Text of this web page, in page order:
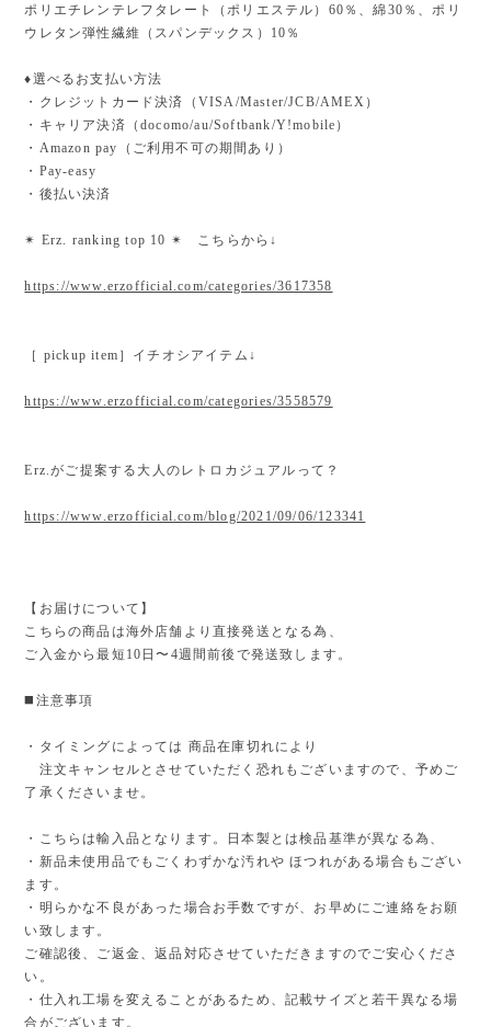
ポリエチレンテレフタレート（ポリエステル）60％、綿30％、ポリ
ウレタン弾性繊維（スパンデックス）10％
♦︎選べるお支払い方法
・クレジットカード決済（VISA/Master/JCB/AMEX）
・キャリア決済（docomo/au/Softbank/Y!mobile）
・Amazon pay（ご利用不可の期間あり）
・Pay-easy
・後払い決済
✴︎ Erz. ranking top 10 ✴︎ こちらから↓
https://www.erzofficial.com/categories/3617358
［ pickup item］イチオシアイテム↓
https://www.erzofficial.com/categories/3558579
Erz.がご提案する大人のレトロカジュアルって？
https://www.erzofficial.com/blog/2021/09/06/123341
【お届けについて】
こちらの商品は海外店舗より直接発送となる為、
ご入金から最短10日〜4週間前後で発送致します。
◼️注意事項
・タイミングによっては 商品在庫切れにより
注文キャンセルとさせていただく恐れもございますので、予めご
了承くださいませ。
・こちらは輸入品となります。日本製とは検品基準が異なる為、
・新品未使用品でもごくわずかな汚れや ほつれがある場合もござい
ます。
・明らかな不良があった場合お手数ですが、お早めにご連絡をお願
い致します。
ご確認後、ご返金、返品対応させていただきますのでご安心くださ
い。
・仕入れ工場を変えることがあるため、記載サイズと若干異なる場
合がございます。